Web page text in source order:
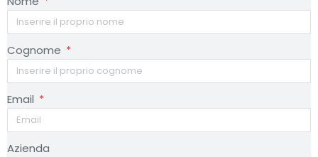
Cognome
Email
Azienda